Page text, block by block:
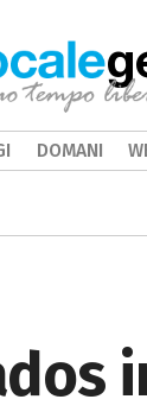
DOMANI